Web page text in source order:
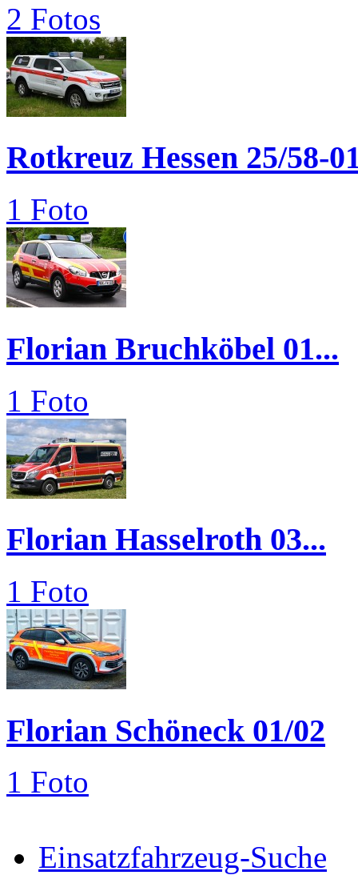
2 Fotos
Rotkreuz Hessen 25/58-
1 Foto
Florian Bruchköbel 01...
1 Foto
Florian Hasselroth 03...
1 Foto
Florian Schöneck 01/02
1 Foto
Einsatzfahrzeug-Suche